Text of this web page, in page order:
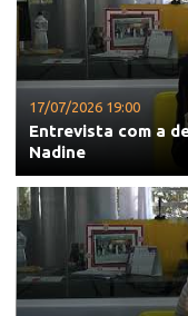
17/07/2026 19:00
Entrevista com a
Nadine